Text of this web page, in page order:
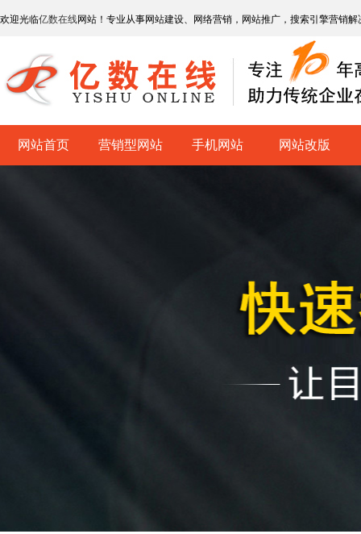
欢迎光临亿数在线网站！专业从事网站建设、网络营销，网站推广，搜索引擎营销
网站首页 营销型网站 手机网站 网站改版